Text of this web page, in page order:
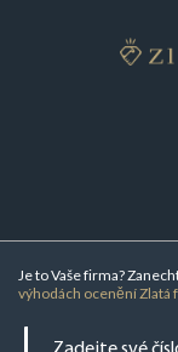
Je to Vaše firma?
výhodách ocenění Zlatá